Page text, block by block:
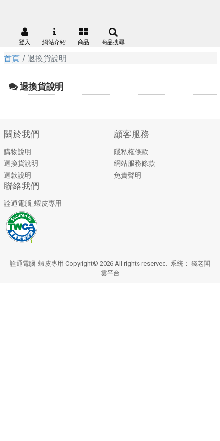
登入 網站介紹 商品 商品搜尋
首頁 退換貨說明
退換貨說明
關於我們
購物說明
退換貨說明
退款說明
顧客服務
隱私權條款
網站服務條款
免責聲明
聯絡我們
詮通電腦_蝦皮專用
詮通電腦_蝦皮專用 Copyright© 2026 All rights reserved. 系統： 錢老闆
雲平台